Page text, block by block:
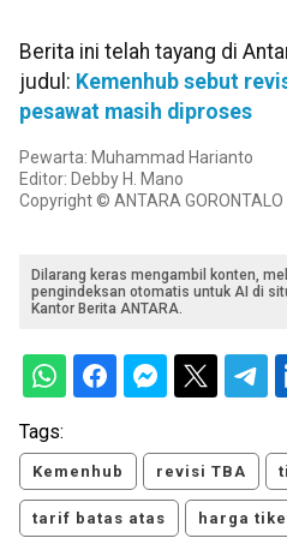
Berita ini telah tayang di
judul: Kemenhub sebut
pesawat masih diproses
Pewarta: Muhammad Harianto
Editor: Debby H. Mano
Copyright © ANTARA GORONTALO
Dilarang keras mengambil konten,
pengindeksan otomatis untuk AI di
Kantor Berita ANTARA.
Tags:
Kemenhub revisi TBA
tarif batas atas harga